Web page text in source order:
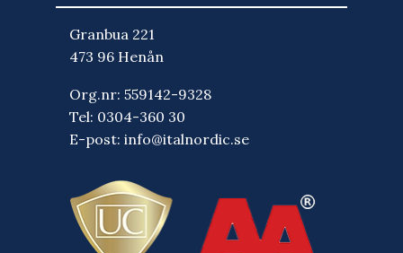
Granbua 221
473 96 Henån
Org.nr: 559142-9328
Tel: 0304-360 30
E-post: info@italnordic.se